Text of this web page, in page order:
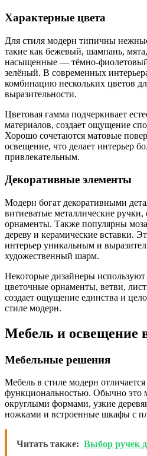
Характерные цвета
Для стиля модерн типичны
такие как бежевый, шампань,
насыщенные — тёмно-
зелёный. В современных
комбинацию нескольких цветов
выразительности.
Цветовая гамма подчеркивает
материалов, создает ощущение
Хорошо сочетаются матовые
освещение, что делает интерьер
привлекательным.
Декоративные элементы
Модерн богат декоративными
витиеватые металлические
орнаменты. Также популярны
дереву и керамические вставки.
интерьер уникальным и
художественный шарм.
Некоторые дизайнеры
цветочные орнаменты, ветви,
создает ощущение единства и
стиле модерн.
Мебель и освещение
Мебельные решения
Мебель в стиле модерн
функциональностью. Обычно это
округлыми формами, узкие
ножками и встроенные шкафы с
Читать также: Выбор ручек